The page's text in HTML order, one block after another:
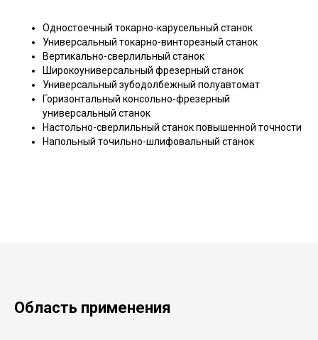
Одностоечный токарно-карусельный станок
Универсальный токарно-винторезный станок
Вертикально-сверлильный станок
Широкоуниверсальный фрезерный станок
Универсальный зубодолбежный полуавтомат
Горизонтальный консольно-фрезерный
универсальный станок
Настольно-сверлильный станок повышенной точности
Напольный точильно-шлифовальный станок
Область применения